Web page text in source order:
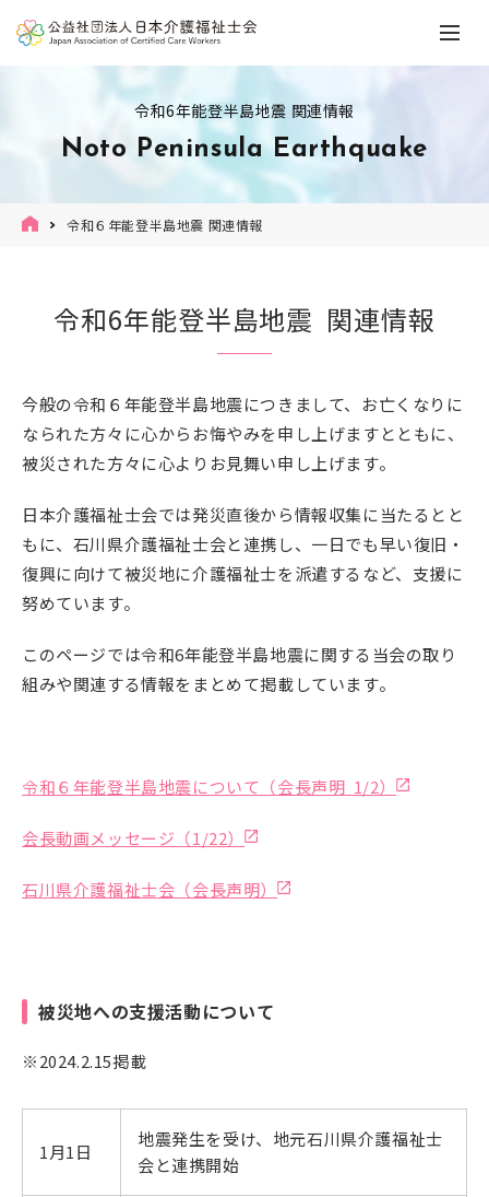
令和6年能登半島地震 関連情報
Noto Peninsula Earthquake
令和６年能登半島地震 関連情報
令和6年能登半島地震 関連情報
今般の令和６年能登半島地震につきまして、お亡くなりに
なられた方々に心からお悔やみを申し上げますとともに、
被災された方々に心よりお見舞い申し上げます。
日本介護福祉士会では発災直後から情報収集に当たるとと
もに、石川県介護福祉士会と連携し、一日でも早い復旧・
復興に向けて被災地に介護福祉士を派遣するなど、支援に
努めています。
このページでは令和6年能登半島地震に関する当会の取り
組みや関連する情報をまとめて掲載しています。
令和６年能登半島地震について（会長声明 1/2）
会長動画メッセージ（1/22）
石川県介護福祉士会（会長声明）
被災地への支援活動について
※2024.2.15掲載
1月1日
地震発生を受け、地元石川県介護福祉士
会と連携開始